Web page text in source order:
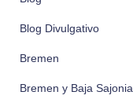
Blog Divulgativo
Bremen
Bremen y Baja Sajonia